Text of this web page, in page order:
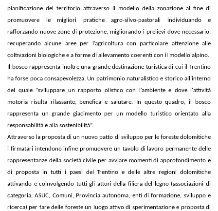
pianificazione del territorio attraverso il modello della zonazione al fine di
promuovere le migliori pratiche agro-silvo-pastorali individuando e
rafforzando nuove zone di protezione, migliorando i prelievi dove necessario,
recuperando alcune aree per l’agricoltura con particolare attenzione alle
coltivazioni biologiche e a forme di allevamento coerenti con il modello alpino.
Il bosco rappresenta inoltre una grande destinazione turistica di cui il Trentino
ha forse poca consapevolezza. Un patrimonio naturalistico e storico all’interno
del quale “sviluppare un rapporto olistico con l’ambiente e dove l'attività
motoria risulta rilassante, benefica e salutare. In questo quadro, il bosco
rappresenta un grande giacimento per un modello turistico orientato alla
responsabilità e alla sostenibilità”.
Attraverso la proposta di un nuovo patto di sviluppo per le foreste dolomitiche
i firmatari intendono infine promuovere un tavolo di lavoro permanente delle
rappresentanze della società civile per avviare momenti di approfondimento e
di proposta in tutti i paesi del Trentino e delle altre regioni dolomitiche
attivando e coinvolgendo tutti gli attori della filiera del legno (associazioni di
categoria, ASUC, Comuni, Provincia autonoma, enti di formazione, sviluppo e
ricerca) per fare delle foreste un luogo attivo di sperimentazione e proposta di